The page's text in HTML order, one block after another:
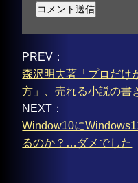
PREV：
森沢明夫著「プロだけ
方」、売れる小説の書
NEXT：
Window10に
るのか？…ダメでした